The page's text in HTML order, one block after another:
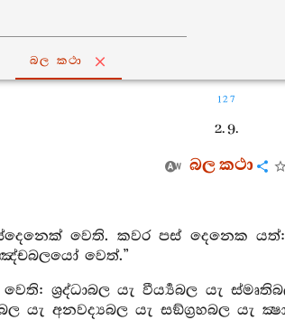
බල කථා
127
2. 9.
බල කථා
වෙති. කවර පස් දෙනෙක යත්:
වෙත්.”
ශ්‍රද්ධාබල යැ වීර්‍ය්‍යබල යැ
යැ අනවද්‍යබල යැ සඞ්ග්‍රහබල යැ